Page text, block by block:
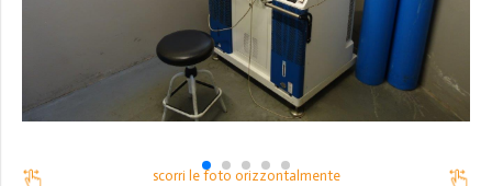
scorri le foto orizzontalmente